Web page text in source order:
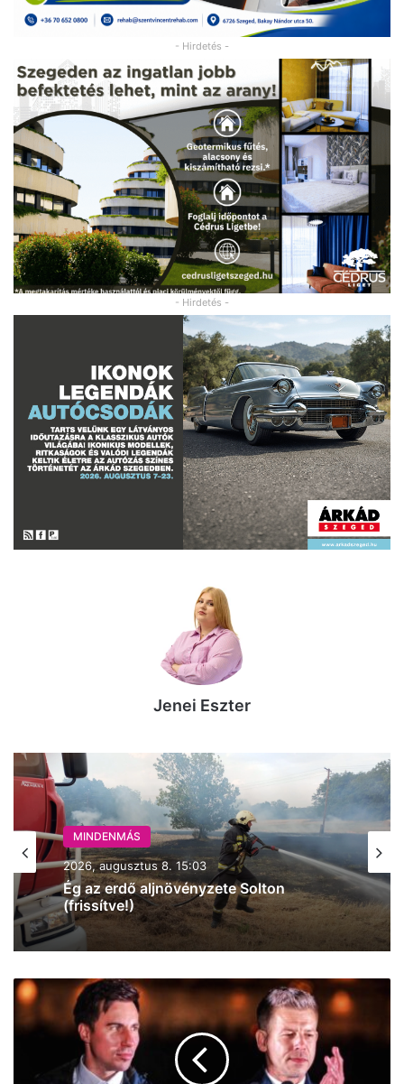
- Hirdetés -
- Hirdetés -
Jenei Eszter
MINDENMÁS
2026, augusztus 8. 12:14
Durva ráfutásos baleset történt
Kecskemétnél, az M5-ös autópályán
Átalakítások
jönnek
a